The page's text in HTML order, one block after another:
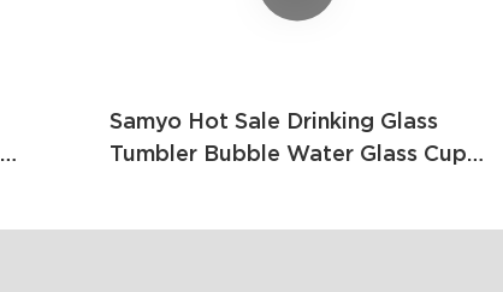
Samyo Hot Sale Drinking Glass
Tumbler Bubble Water Glass Cup